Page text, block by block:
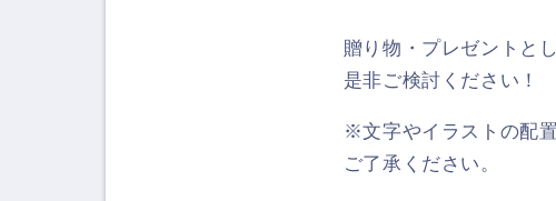
贈り物・プレゼントと
是非ご検討ください！
※文字やイラストの配
ご了承ください。